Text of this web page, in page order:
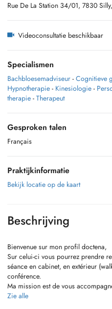
Rue De La Station 34/01, 7830
Videoconsultatie beschikbaar
Specialismen
Bachbloesemadviseur - Cognitieve
Hypnotherapie - Kinesiologie -
therapie - Therapeut
Gesproken talen
Français
Praktijkinformatie
Bekijk locatie op de kaart
Beschrijving
Bienvenue sur mon profil doctena,
Sur celui-ci vous pourrez prendre
séance en cabinet, en extérieur
conférence.
Ma mission est de vous
être et avancer vers ce qui est
Zie alle